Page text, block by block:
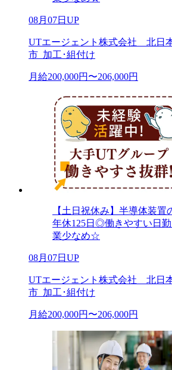
08月07日UP
UTエージェント株式会社 北日
市_加工･組付け
月給200,000円〜206,000円
【土日祝休み】半導体装
年休125日◎働きやすい日
業少なめ☆
08月07日UP
UTエージェント株式会社 北日
市_加工･組付け
月給200,000円〜206,000円